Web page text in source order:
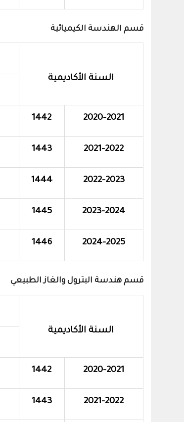
قسم الهندسة الكيميائية
السنة الأكاديمية
2020-2021
1442
2021-2022
1443
2022-2023
1444
2023-2024
1445
2024-2025
1446
قسم هندسة البترول والغاز الطبيعي
السنة الأكاديمية
2020-2021
1442
2021-2022
1443